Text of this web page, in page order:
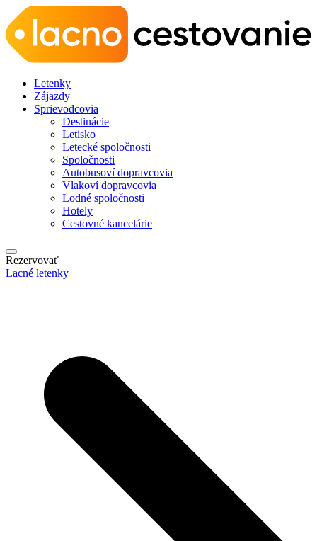
Letenky
Zájazdy
Sprievodcovia
Destinácie
Letisko
Letecké spoločnosti
Spoločnosti
Autobusoví dopravcovia
Vlakoví dopravcovia
Lodné spoločnosti
Hotely
Cestovné kancelárie
Rezervovať
Lacné letenky